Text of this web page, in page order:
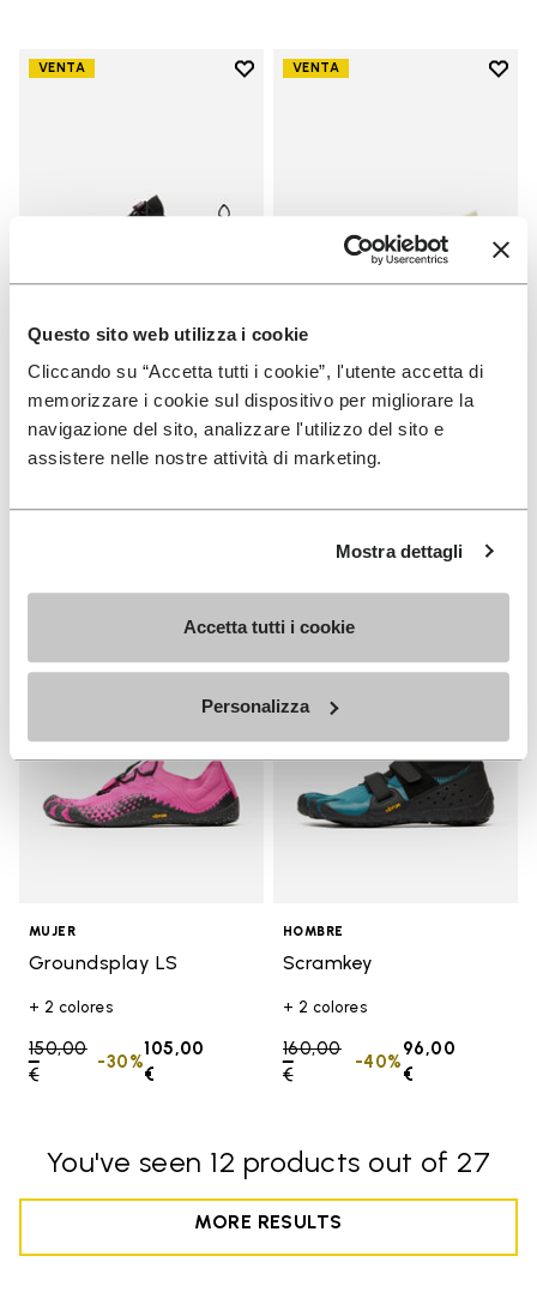
Questo sito web utilizza i cookie
Cliccando su “Accetta tutti i cookie”, l'utente accetta di
memorizzare i cookie sul dispositivo per migliorare la
navigazione del sito, analizzare l'utilizzo del sito e
assistere nelle nostre attività di marketing.
Mostra dettagli
Accetta tutti i cookie
Personalizza
VENTA
Add to wishlist
MUJER
V-Run
+ 5 colores
-40%
VENTA
Add
MUJER
Groundsplay
+ 4 colores
-40%
Add to wishlist
Add to wishlist Groundsplay LS
MUJER
Groundsplay LS
+ 2 colores
Price reduced from
150,00
€to
105,00
€
-30%
HOMBRE
Scramkey
+ 2 colores
Price reduced from
160,00
€to
96,00
€
-40%
You've seen 12 products out of 27
MORE RESULTS